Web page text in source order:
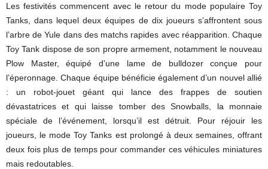
Les festivités commencent avec le retour du mode populaire Toy
Tanks, dans lequel deux équipes de dix joueurs s’affrontent sous
l’arbre de Yule dans des matchs rapides avec réapparition. Chaque
Toy Tank dispose de son propre armement, notamment le nouveau
Plow Master, équipé d’une lame de bulldozer conçue pour
l’éperonnage. Chaque équipe bénéficie également d’un nouvel allié
: un robot-jouet géant qui lance des frappes de soutien
dévastatrices et qui laisse tomber des Snowballs, la monnaie
spéciale de l’événement, lorsqu’il est détruit. Pour réjouir les
joueurs, le mode Toy Tanks est prolongé à deux semaines, offrant
deux fois plus de temps pour commander ces véhicules miniatures
mais redoutables.